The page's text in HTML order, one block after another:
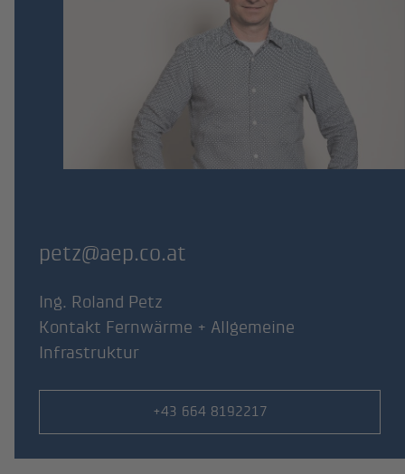
petz@aep.co.at
Ing. Roland Petz
Kontakt Fernwärme + Allgemeine
Infrastruktur
Telefonnummer
+43 664 8192217